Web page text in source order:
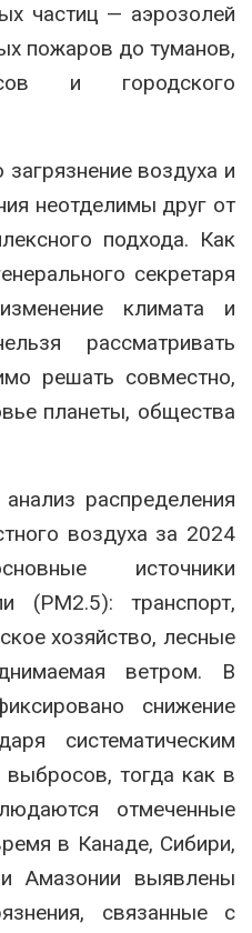
частиц — аэрозолей
пожаров до туманов,
и городского
воздуха и
неотделимы друг от
подхода. Как
секретаря
климата и
рассматривать
решать совместно,
планеты, общества
распределения
воздуха за 2024
источники
(PM2.5): транспорт,
хозяйство, лесные
ветром. В
снижение
систематическим
тогда как в
отмеченные
в Канаде, Сибири,
Амазонии выявлены
связанные с